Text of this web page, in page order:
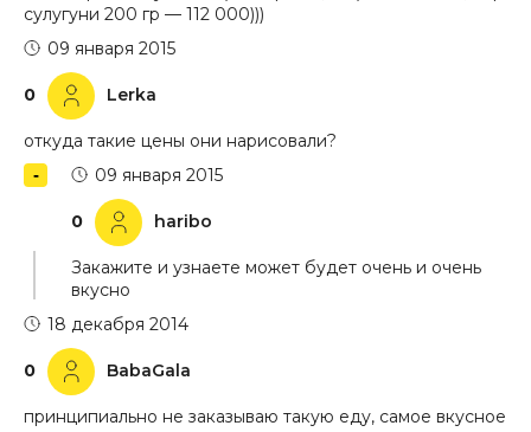
сулугуни 200 гр — 112 000)))
0 Lerka
09 января 2015
откуда такие цены они нарисовали?
0 haribo
09 января 2015
Закажите и узнаете может будет очень и очень
вкусно
0 BabaGala
18 декабря 2014
принципиально не заказываю такую еду, самое вкусное